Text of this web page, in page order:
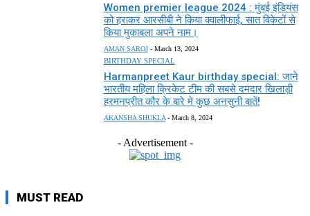
Women premier league 2024 : मुंबई इंडियंस
को हराकर आरसीबी ने किया क्वालीफाई, सात विकेटों से
किया मुकाबला अपने नाम।
AMAN SAROJ - March 13, 2024
BIRTHDAY SPECIAL
Harmanpreet Kaur birthday special: जाने
भारतीय महिला क्रिकेट टीम की सबसे दमदार खिलाड़ी
हरमनप्रीत कौर के बारे मे कुछ अनसुनी बातें!
AKANSHA SHUKLA - March 8, 2024
- Advertisement -
MUST READ